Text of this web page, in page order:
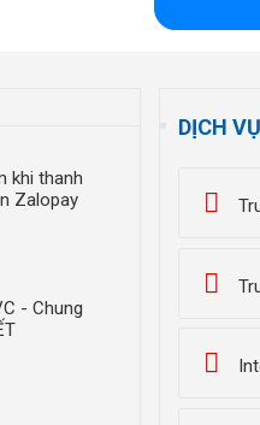
khi thanh
Zalopay
- Chung
DỊCH